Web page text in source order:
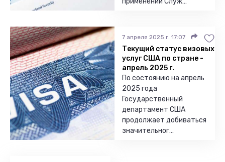
7 апреля 2025 г. 17:07
Текущий статус визовых
услуг США по стране -
апрель 2025 г.
По состоянию на апрель
2025 года
Государственный
департамент США
продолжает добиваться
значительног…